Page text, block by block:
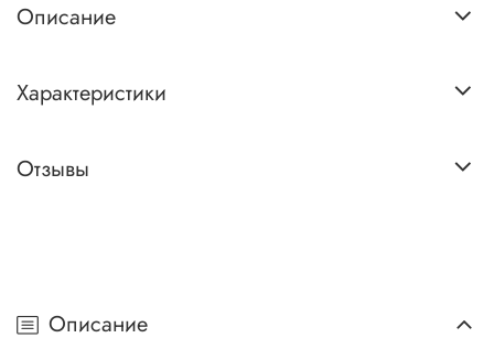
Описание
Характеристики
Отзывы
Описание